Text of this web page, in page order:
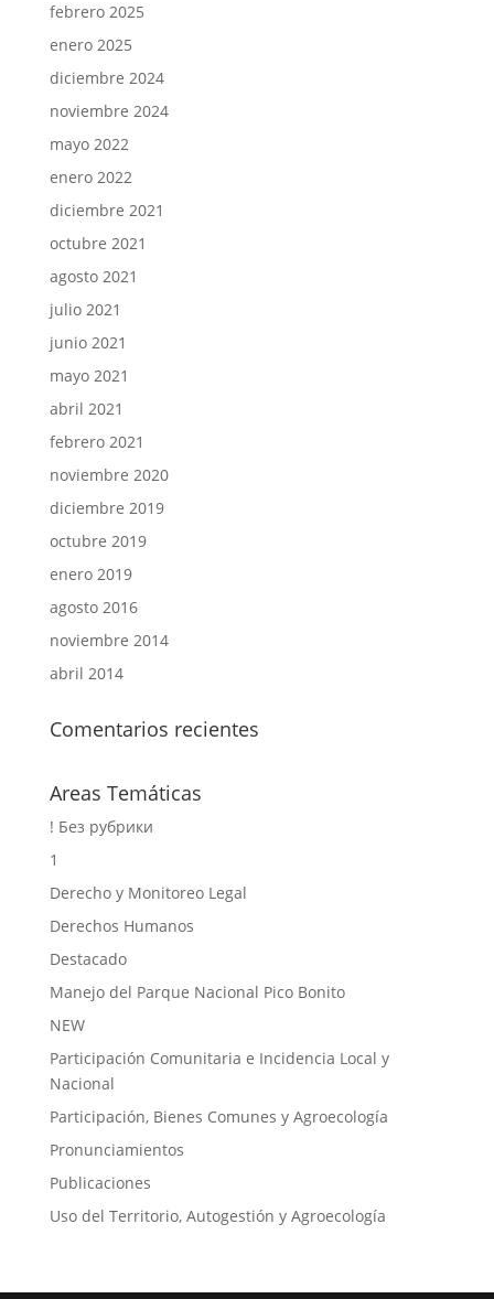
febrero 2025
enero 2025
diciembre 2024
noviembre 2024
mayo 2022
enero 2022
diciembre 2021
octubre 2021
agosto 2021
julio 2021
junio 2021
mayo 2021
abril 2021
febrero 2021
noviembre 2020
diciembre 2019
octubre 2019
enero 2019
agosto 2016
noviembre 2014
abril 2014
Comentarios recientes
Areas Temáticas
! Без рубрики
1
Derecho y Monitoreo Legal
Derechos Humanos
Destacado
Manejo del Parque Nacional Pico Bonito
NEW
Participación Comunitaria e Incidencia Local y
Nacional
Participación, Bienes Comunes y Agroecología
Pronunciamientos
Publicaciones
Uso del Territorio, Autogestión y Agroecología